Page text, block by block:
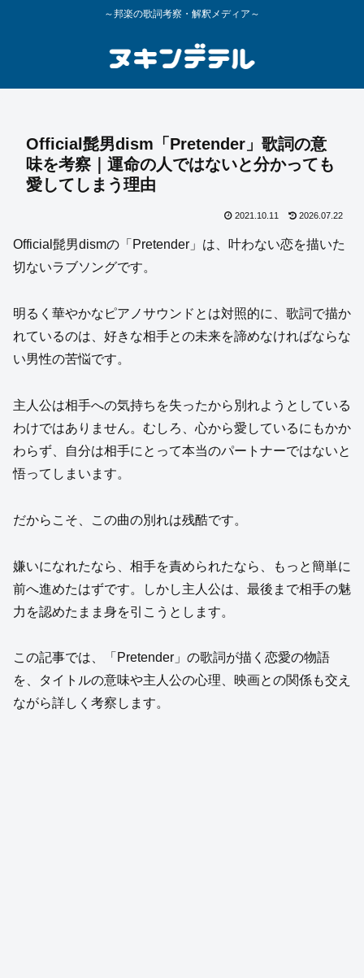
～邦楽の歌詞考察・解釈メディア～
Official髭男dism「Pretender」歌詞の意
味を考察｜運命の人ではないと分かっても
愛してしまう理由
2021.10.11 2026.07.22
Official髭男dismの「Pretender」は、叶わない恋を描いた
切ないラブソングです。
明るく華やかなピアノサウンドとは対照的に、歌詞で描か
れているのは、好きな相手との未来を諦めなければならな
い男性の苦悩です。
主人公は相手への気持ちを失ったから別れようとしている
わけではありません。むしろ、心から愛しているにもかか
わらず、自分は相手にとって本当のパートナーではないと
悟ってしまいます。
だからこそ、この曲の別れは残酷です。
嫌いになれたなら、相手を責められたなら、もっと簡単に
前へ進めたはずです。しかし主人公は、最後まで相手の魅
力を認めたまま身を引こうとします。
この記事では、「Pretender」の歌詞が描く恋愛の物語
を、タイトルの意味や主人公の心理、映画との関係も交え
ながら詳しく考察します。